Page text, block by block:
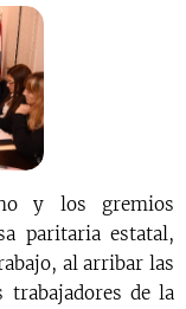
y los gremios
paritaria estatal,
al arribar las
trabajadores de la